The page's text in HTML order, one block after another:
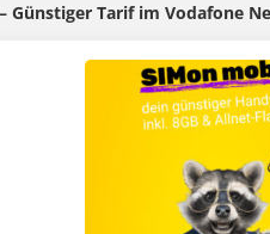
Günstiger Tarif im Vodafone